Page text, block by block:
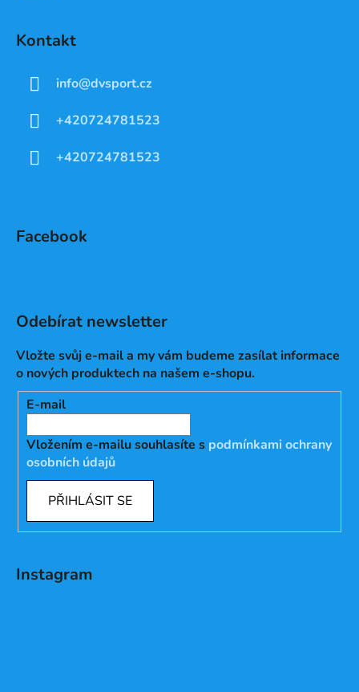
Kontakt
info@dvsport.cz
+420724781523
+420724781523
Facebook
Odebírat newsletter
Vložte svůj e-mail a my vám budeme zasílat informace
o nových produktech na našem e-shopu.
E-mail
Vložením e-mailu souhlasíte s podmínkami ochrany
osobních údajů
PŘIHLÁSIT SE
Instagram